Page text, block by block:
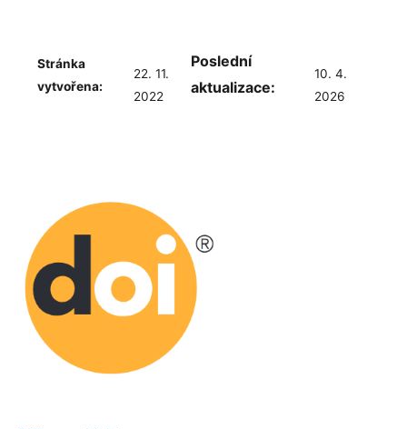
Stránka
vytvořena:
22. 11.
2022
Poslední
aktualizace:
10. 4.
2026